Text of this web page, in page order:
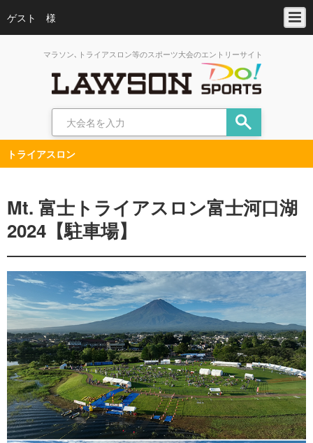
ゲスト 様
マラソン､トライアスロン等のスポーツ大会のエントリーサイト
トライアスロン
Mt. 富士トライアスロン富士河口湖
2024【駐車場】